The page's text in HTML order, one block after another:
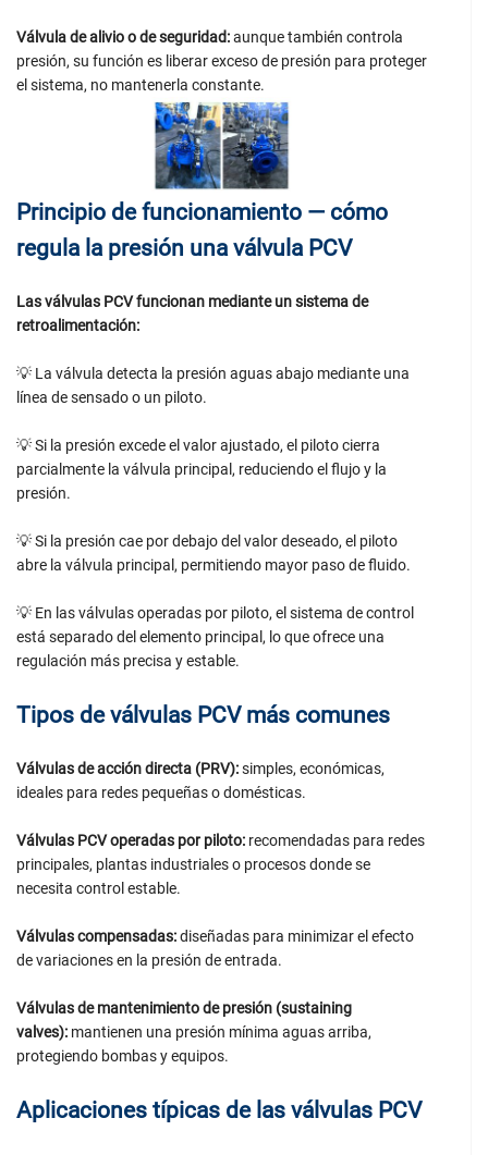
Válvula de alivio o de seguridad:aunque también controla
presión, su función es liberar exceso de presión para proteger
el sistema, no mantenerla constante.
Principio de funcionamiento — cómo
regula la presión una válvula PCV
Las válvulas PCV funcionan mediante un sistema de
retroalimentación:
💡 La válvula detecta la presión aguas abajo mediante una
línea de sensado o un piloto.
💡 Si la presión excede el valor ajustado, el piloto cierra
parcialmente la válvula principal, reduciendo el flujo y la
presión.
💡 Si la presión cae por debajo del valor deseado, el piloto
abre la válvula principal, permitiendo mayor paso de fluido.
💡 En las válvulas operadas por piloto, el sistema de control
está separado del elemento principal, lo que ofrece una
regulación más precisa y estable.
Tipos de válvulas PCV más comunes
Válvulas de acción directa (PRV):simples, económicas,
ideales para redes pequeñas o domésticas.
Válvulas PCV operadas por piloto: recomendadas para redes
principales, plantas industriales o procesos donde se
necesita control estable.
Válvulas compensadas:diseñadas para minimizar el efecto
de variaciones en la presión de entrada.
Válvulas de mantenimiento de presión (sustaining
valves): mantienen una presión mínima aguas arriba,
protegiendo bombas y equipos.
Aplicaciones típicas de las válvulas PCV